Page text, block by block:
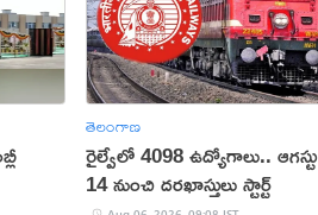
తెలంగాణ
రైల్వేలో 4098 ఉద్యోగాలు.. ఆగస్టు
14 నుంచి దరఖాస్తులు స్టార్ట్